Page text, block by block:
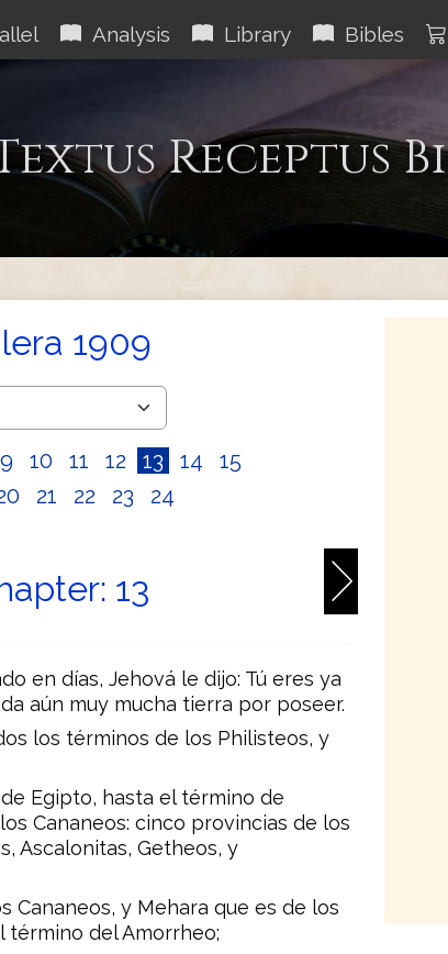
Analysis Library Bibles
Receptus
1909
9 10 11 12 13 14
15
21 22 23 24
13
en días, Jehová le dijo: Tú eres ya
aún muy mucha tierra por poseer.
los términos de los Philisteos, y
Egipto, hasta el término de
Cananeos: cinco provincias de los
Ascalonitas, Getheos, y
Cananeos, y Mehara que es de los
término del Amorrheo;